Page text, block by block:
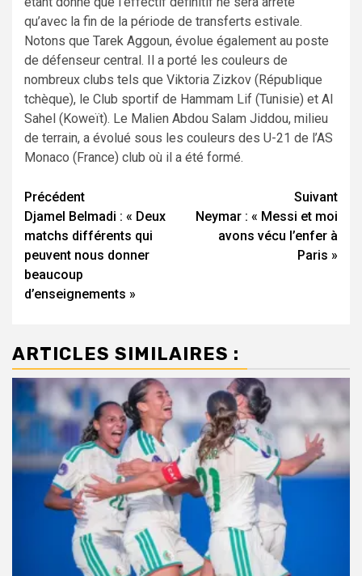
qu’avec la fin de la période de transferts estivale.
Notons que Tarek Aggoun, évolue également au poste
de défenseur central. Il a porté les couleurs de
nombreux clubs tels que Viktoria Zizkov (République
tchèque), le Club sportif de Hammam Lif (Tunisie) et Al
Sahel (Koweït). Le Malien Abdou Salam Jiddou, milieu
de terrain, a évolué sous les couleurs des U-21 de l’AS
Monaco (France) club où il a été formé.
Navigation
d’article
Précédent
Djamel Belmadi : « Deux
matchs différents qui
peuvent nous donner
beaucoup
d’enseignements »
Suivant
Neymar : « Messi et moi
avons vécu l’enfer à
Paris »
ARTICLES SIMILAIRES :